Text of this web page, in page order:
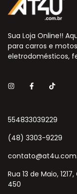
Sua Loja Online!!
para carros e
eletrodomésticos,
554833039229
(48) 3303-9229
Rua 13 de Maio,
450